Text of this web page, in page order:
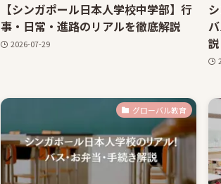
【シンガポール日本人学校中学部】行
事・日常・進路のリアルを徹底解説
2026-07-29
説
グローバル教育